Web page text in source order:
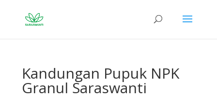
Kandungan Pupuk NPK
Granul Saraswanti